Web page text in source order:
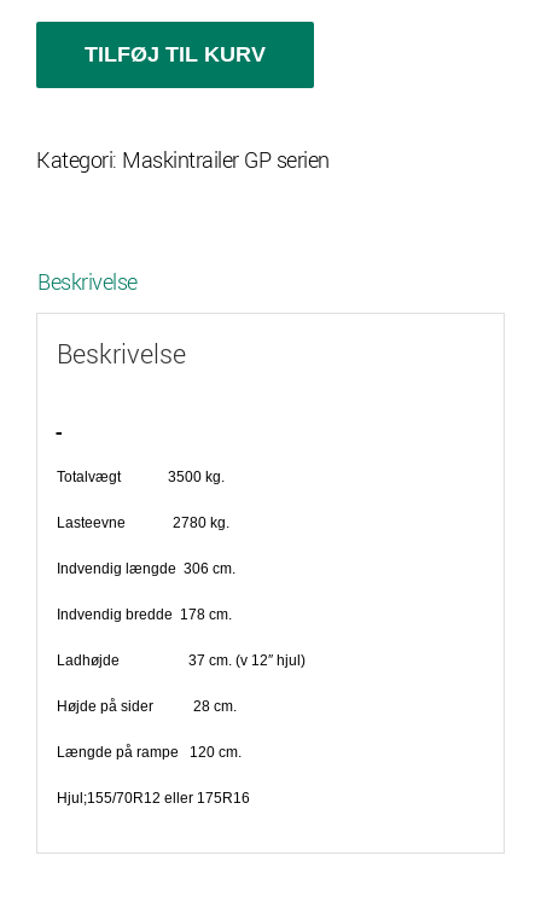
Williams
GP106
antal
TILFØJ TIL KURV
Kategori: Maskintrailer GP serien
Beskrivelse
Beskrivelse
Totalvægt 3500 kg.
Lasteevne 2780 kg.
Indvendig længde 306 cm.
Indvendig bredde 178 cm.
Ladhøjde 37 cm. (v 12″ hjul)
Højde på sider 28 cm.
Længde på rampe 120 cm.
Hjul;155/70R12 eller 175R16